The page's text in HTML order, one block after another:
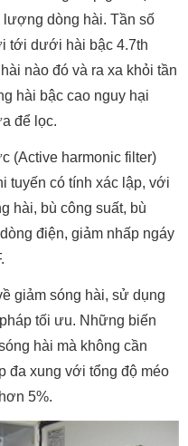
lượng dòng hài. Tần số
tới dưới hài bậc 4.7th
nào đó và ra xa khỏi tần
hài bậc cao nguy hại
để lọc.
(Active harmonic filter)
tuyến có tính xác lập, với
hài, bù công suất, bù
điện, giảm nhấp ngáy
giảm sóng hài, sử dụng
tối ưu. Những biến
hài mà không cần
đa xung với tổng độ méo
5%.